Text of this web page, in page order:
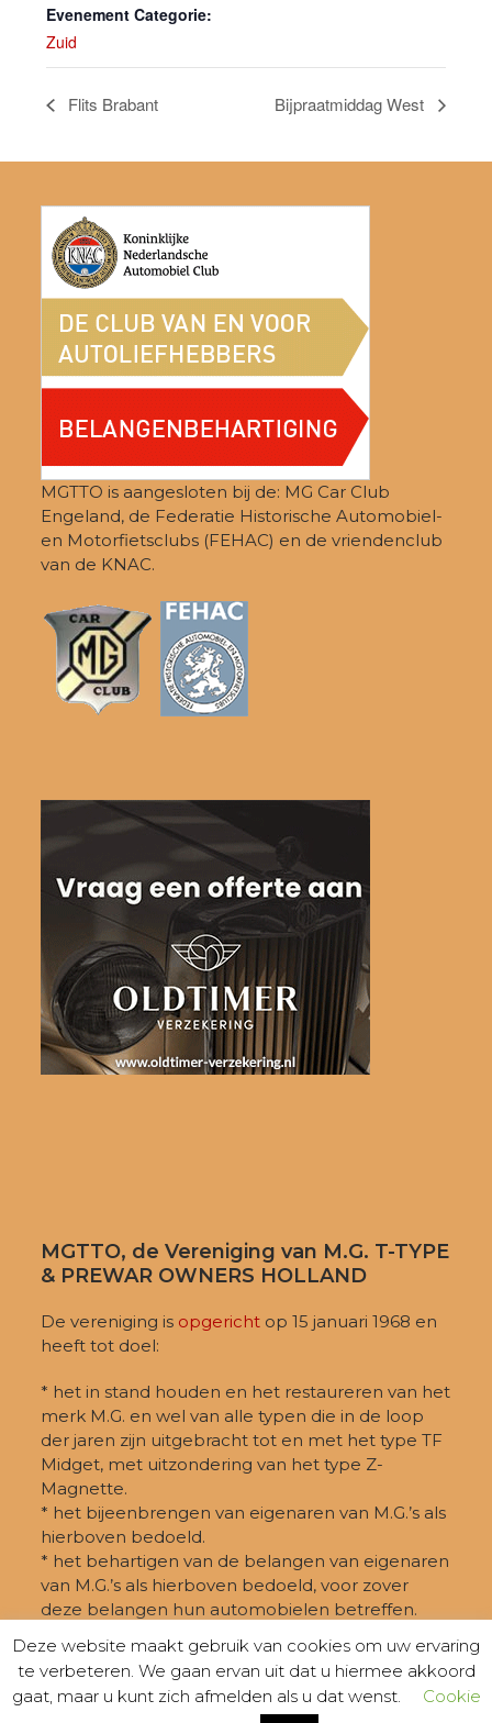
Evenement Categorie:
Zuid
Flits Brabant Bijpraatmiddag West
MGTTO is aangesloten bij de: MG Car Club
Engeland, de Federatie Historische Automobiel-
en Motorfietsclubs (FEHAC) en de vriendenclub
van de KNAC.
MGTTO, de Vereniging van M.G. T-TYPE
& PREWAR OWNERS HOLLAND
De vereniging is opgericht op 15 januari 1968 en
heeft tot doel:
* het in stand houden en het restaureren van het
merk M.G. en wel van alle typen die in de loop
der jaren zijn uitgebracht tot en met het type TF
Midget, met uitzondering van het type Z-
Magnette.
* het bijeenbrengen van eigenaren van M.G.’s als
hierboven bedoeld.
* het behartigen van de belangen van eigenaren
van M.G.’s als hierboven bedoeld, voor zover
deze belangen hun automobielen betreffen.
Deze website maakt gebruik van cookies om uw ervaring
te verbeteren. We gaan ervan uit dat u hiermee akkoord
gaat, maar u kunt zich afmelden als u dat wenst.
Cookie